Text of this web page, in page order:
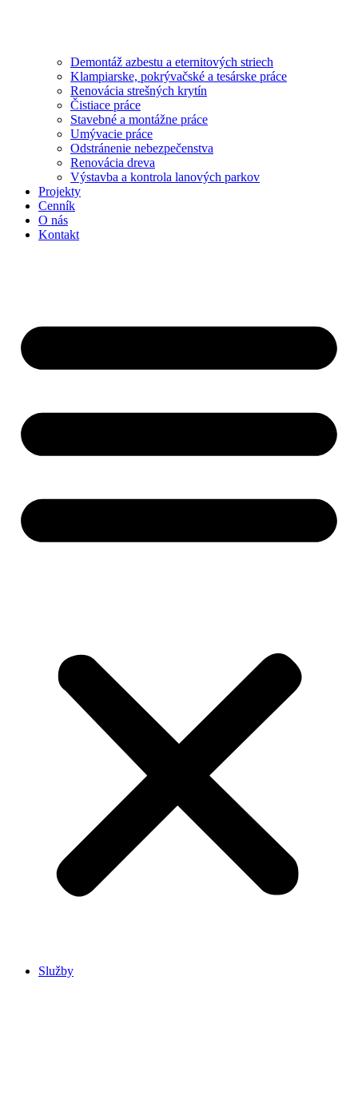
Demontáž azbestu a eternitových striech
Klampiarske, pokrývačské a tesárske práce
Renovácia strešných krytín
Čistiace práce
Stavebné a montážne práce
Umývacie práce
Odstránenie nebezpečenstva
Renovácia dreva
Výstavba a kontrola lanových parkov
Projekty
Cenník
O nás
Kontakt
Služby